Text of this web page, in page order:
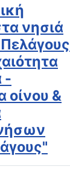
νησιά
Πελάγους
-
οίνου &